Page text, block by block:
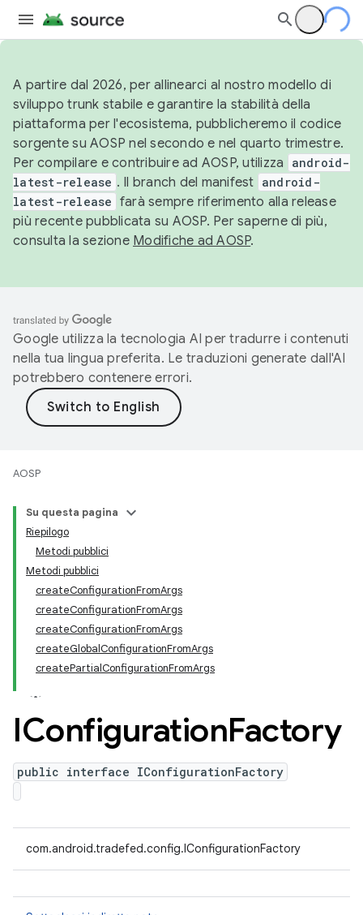
A partire dal 2026, per allinearci al nostro modello di
sviluppo trunk stabile e garantire la stabilità della
piattaforma per l'ecosistema, pubblicheremo il codice
sorgente su AOSP nel secondo e nel quarto trimestre.
Per compilare e contribuire ad AOSP, utilizza
android-
latest-release . Il branch del manifest android-
latest-release farà sempre riferimento alla release
più recente pubblicata su AOSP. Per saperne di più,
consulta la sezione Modifiche ad AOSP.
Google utilizza la tecnologia AI per tradurre i contenuti
nella tua lingua preferita. Le traduzioni generate dall'AI
potrebbero contenere errori.
AOSP
Su questa pagina
Riepilogo
Metodi pubblici
Metodi pubblici
createConfigurationFromArgs
createConfigurationFromArgs
createConfigurationFromArgs
createGlobalConfigurationFromArgs
createPartialConfigurationFromArgs
IConfigurationFactory
public interface IConfigurationFactory
com.android.tradefed.config.IConfigurationFactory